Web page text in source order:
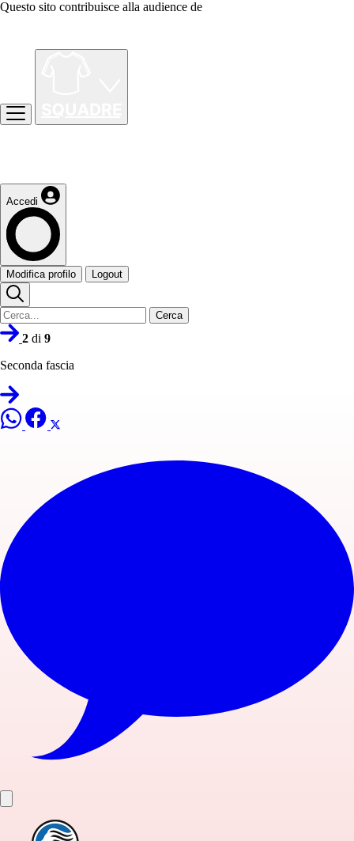
Questo sito contribuisce alla audience de
Accedi
Modifica profilo Logout
Cerca
2 di 9
Seconda fascia